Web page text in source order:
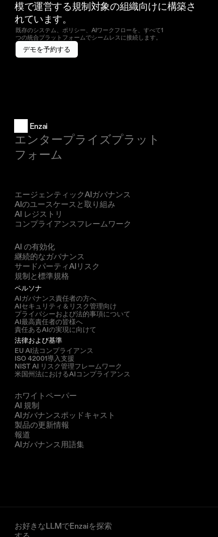
模で運営する規制対象の組織向けに構築さ
れています。
既存のシステム、ポリシー、AIワークフローを、すべて1
つの統合プラットフォームでシームレスに接続します。
デモを予約する
Enzai
エンタープライズプラット
フォーム
エージェンティックAIガバナンス
AIのユースケースと取り組み
AI レジストリ
コンプライアンスフレームワーク
AI の有効化
継続的なガバナンス
サードパーティAIリスク
規制と標準規格
ペルソナ
AIガバナンス責任者の方へ
AIセキュリティ＆リスク管理向け
プライバシーおよび法的事項について
AI最高責任者の皆様へ
責任あるAIの実現に向けて
法律および基準
EU AI法コンプライアンス
ISO 42001導入支援
NIST AI リスク管理フレームワーク
米国州法におけるAIコンプライアンス
ホワイトペーパー
AI 規制
AIガバナンスポッドキャスト
製品の更新情報
報道
AIガバナンス用語集
お好きなLLMでEnzaiを探索